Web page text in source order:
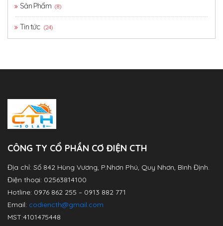
Sản Phẩm (8)
Tin tức (24)
CÔNG TY CỔ PHẦN CƠ ĐIỆN CTH
Địa chỉ: Số 842 Hùng Vương, P.Nhơn Phú, Quy Nhơn, Bình Định.
Điện thoại: 02563814100
Hotline: 0976 862 255 – 0913 882 771
Email: codiencth@gmail.com
MST:4101475448